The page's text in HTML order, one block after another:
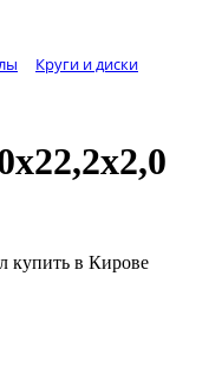
Круги и диски